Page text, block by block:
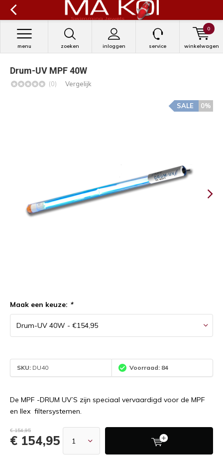
zoeken inloggen
menu service winkelwagen
0
Drum-UV MPF 40W
(0) Vergelijk
0%
SALE
Maak een keuze: *
SKU: DU40 Voorraad: 84
De MPF -DRUM UV’S zijn speciaal vervaardigd voor de MPF
en Ilex filtersystemen.
€ 154,95
€ 154,95